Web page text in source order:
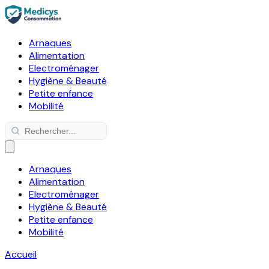
Arnaques
Alimentation
Electroménager
Hygiène & Beauté
Petite enfance
Mobilité
Arnaques
Alimentation
Electroménager
Hygiène & Beauté
Petite enfance
Mobilité
Accueil